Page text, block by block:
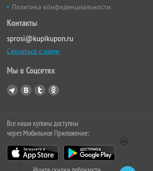
Политика конфиденциальности
Контакты
sprosi@kupikupon.ru
Связаться с нами
Мы в Соцсетях
Все наши купоны доступны
через Мобильное Приложение: